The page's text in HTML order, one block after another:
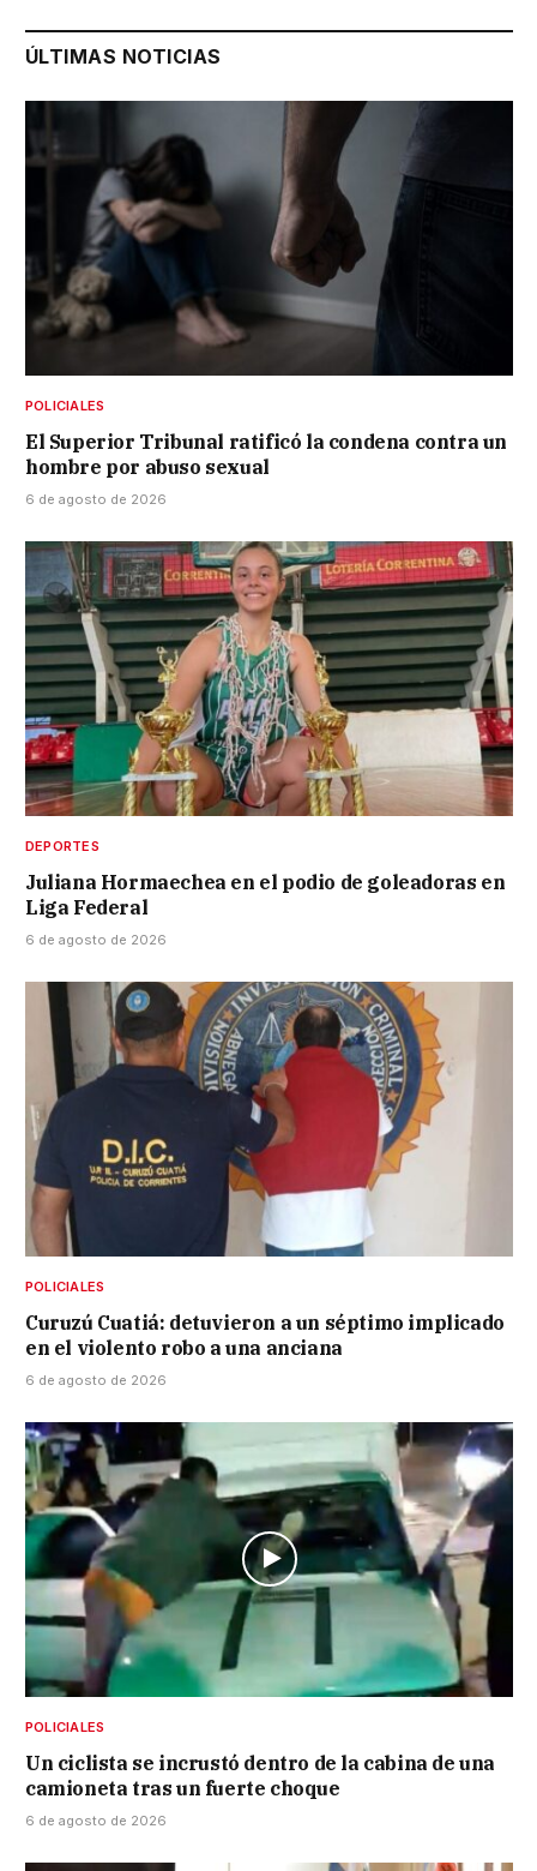
ÚLTIMAS NOTICIAS
POLICIALES
El Superior Tribunal ratificó la condena contra un
hombre por abuso sexual
6 de agosto de 2026
DEPORTES
Juliana Hormaechea en el podio de goleadoras en
Liga Federal
6 de agosto de 2026
POLICIALES
Curuzú Cuatiá: detuvieron a un séptimo implicado
en el violento robo a una anciana
6 de agosto de 2026
POLICIALES
Un ciclista se incrustó dentro de la cabina de una
camioneta tras un fuerte choque
6 de agosto de 2026